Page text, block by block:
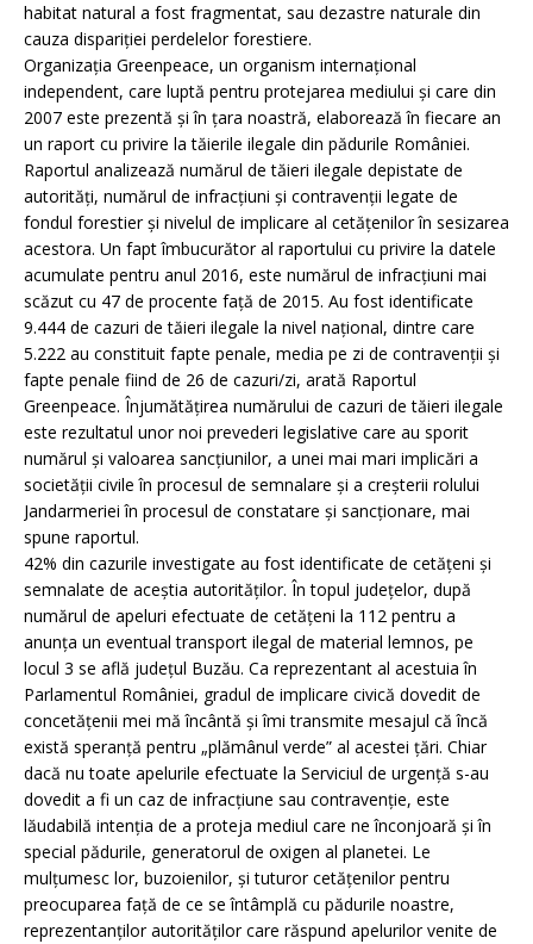
habitat natural a fost fragmentat, sau dezastre naturale din
cauza dispariţiei perdelelor forestiere.
Organizaţia Greenpeace, un organism internaţional
independent, care luptă pentru protejarea mediului şi care din
2007 este prezentă şi în ţara noastră, elaborează în fiecare an
un raport cu privire la tăierile ilegale din pădurile României.
Raportul analizează numărul de tăieri ilegale depistate de
autorităţi, numărul de infracţiuni şi contravenţii legate de
fondul forestier şi nivelul de implicare al cetăţenilor în sesizarea
acestora. Un fapt îmbucurător al raportului cu privire la datele
acumulate pentru anul 2016, este numărul de infracţiuni mai
scăzut cu 47 de procente faţă de 2015. Au fost identificate
9.444 de cazuri de tăieri ilegale la nivel naţional, dintre care
5.222 au constituit fapte penale, media pe zi de contravenţii şi
fapte penale fiind de 26 de cazuri/zi, arată Raportul
Greenpeace. Înjumătăţirea numărului de cazuri de tăieri ilegale
este rezultatul unor noi prevederi legislative care au sporit
numărul şi valoarea sancţiunilor, a unei mai mari implicări a
societăţii civile în procesul de semnalare şi a creşterii rolului
Jandarmeriei în procesul de constatare şi sancţionare, mai
spune raportul.
42% din cazurile investigate au fost identificate de cetăţeni şi
semnalate de aceştia autorităţilor. În topul judeţelor, după
numărul de apeluri efectuate de cetăţeni la 112 pentru a
anunţa un eventual transport ilegal de material lemnos, pe
locul 3 se află judeţul Buzău. Ca reprezentant al acestuia în
Parlamentul României, gradul de implicare civică dovedit de
concetăţenii mei mă încântă şi îmi transmite mesajul că încă
există speranţă pentru „plămânul verde” al acestei ţări. Chiar
dacă nu toate apelurile efectuate la Serviciul de urgenţă s-au
dovedit a fi un caz de infracţiune sau contravenţie, este
lăudabilă intenţia de a proteja mediul care ne înconjoară şi în
special pădurile, generatorul de oxigen al planetei. Le
mulţumesc lor, buzoienilor, şi tuturor cetăţenilor pentru
preocuparea faţă de ce se întâmplă cu pădurile noastre,
reprezentanţilor autorităţilor care răspund apelurilor venite de